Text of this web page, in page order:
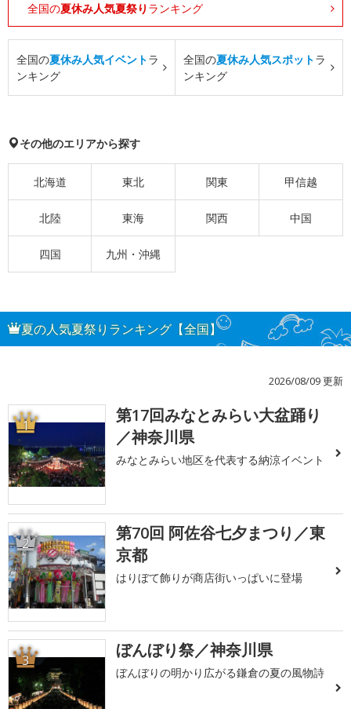
全国の夏休み人気夏祭り ランキング
全国の夏休み人気イベントラ
ンキング
全国の夏休み人気スポットラ
ンキング
その他のエリアから探す
北海道 東北 関東 甲信越
北陸 東海 関西 中国
四国 九州・沖縄
夏の人気夏祭りランキング【全国】
2026/08/09 更新
1
第17回みなとみらい大盆踊り
／神奈川県
みなとみらい地区を代表する納涼イベント
2
第70回 阿佐谷七夕まつり／東
京都
はりぼて飾りが商店街いっぱいに登場
3 ぼんぼり祭／神奈川県
ぼんぼりの明かり広がる鎌倉の夏の風物詩